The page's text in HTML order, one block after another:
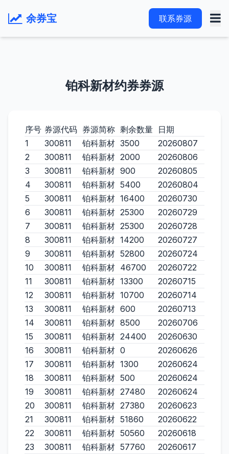
余券宝 联系券源
铂科新材约券券源
序号 券源代码 券源简称 剩余数量 日期
1
300811 铂科新材 3500
20260807
2
300811 铂科新材 2000
20260806
3
300811 铂科新材 900
20260805
4
300811 铂科新材 5400
20260804
5
300811 铂科新材 16400
20260730
6
300811 铂科新材 25300
20260729
7
300811 铂科新材 25300
20260728
8
300811 铂科新材 14200
20260727
9
300811 铂科新材 52800
20260724
10
300811 铂科新材 46700
20260722
11
300811 铂科新材 13300
20260715
12
300811 铂科新材 10700
20260714
13
300811 铂科新材 600
20260713
14
300811 铂科新材 8500
20260706
15
300811 铂科新材 24400
20260630
16
300811 铂科新材 0
20260626
17
300811 铂科新材 1300
20260624
18
300811 铂科新材 500
20260624
19
300811 铂科新材 27480
20260624
20
300811 铂科新材 27380
20260623
21
300811 铂科新材 51860
20260622
22
300811 铂科新材 50560
20260618
23
300811 铂科新材 57760
20260617